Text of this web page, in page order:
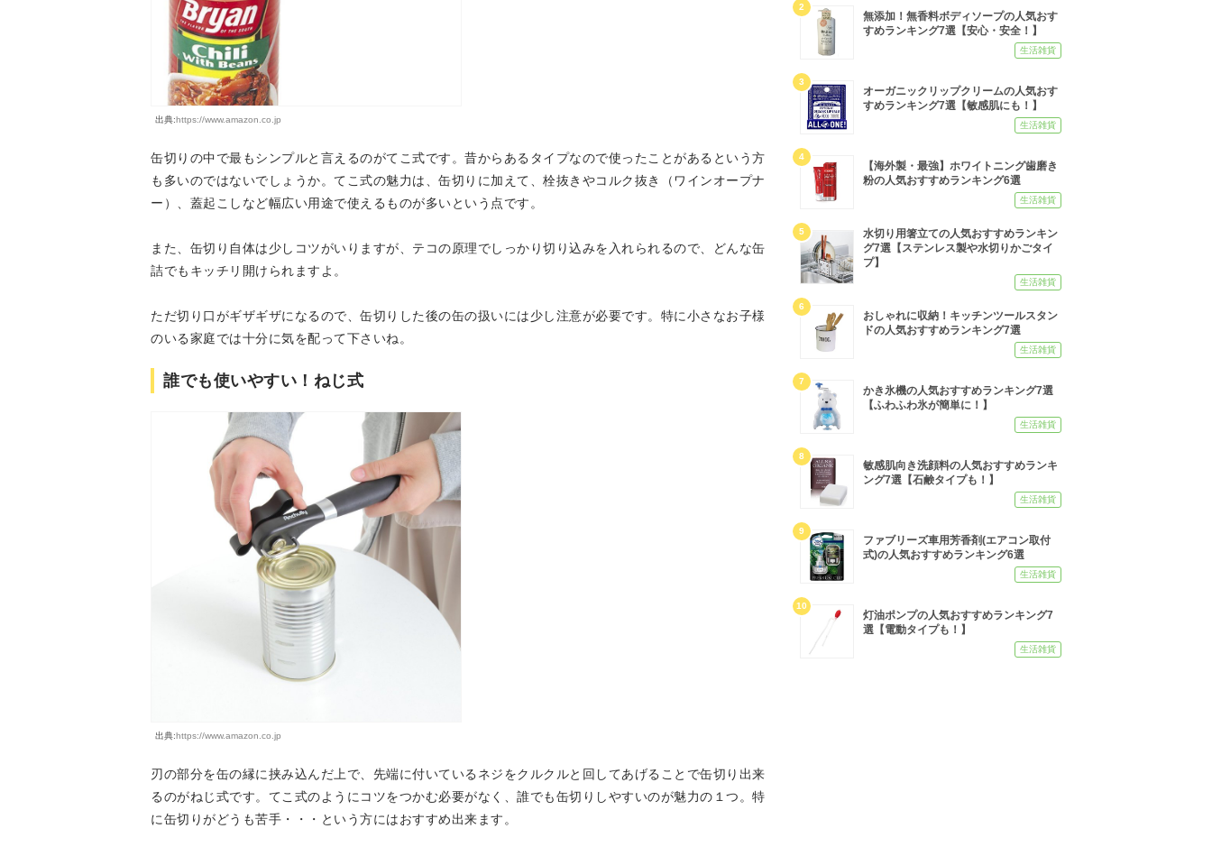
出典:https://www.amazon.co.jp
缶切りの中で最もシンプルと言えるのがてこ式です。昔からあるタイプなので使ったことがあるという方
も多いのではないでしょうか。てこ式の魅力は、缶切りに加えて、栓抜きやコルク抜き（ワインオープナ
ー）、蓋起こしなど幅広い用途で使えるものが多いという点です。
また、缶切り自体は少しコツがいりますが、テコの原理でしっかり切り込みを入れられるので、どんな缶
詰でもキッチリ開けられますよ。
ただ切り口がギザギザになるので、缶切りした後の缶の扱いには少し注意が必要です。特に小さなお子様
のいる家庭では十分に気を配って下さいね。
誰でも使いやすい！ねじ式
出典:https://www.amazon.co.jp
刃の部分を缶の縁に挟み込んだ上で、先端に付いているネジをクルクルと回してあげることで缶切り出来
るのがねじ式です。てこ式のようにコツをつかむ必要がなく、誰でも缶切りしやすいのが魅力の１つ。特
に缶切りがどうも苦手・・・という方にはおすすめ出来ます。
2
無添加！無香料ボディソープの人気おす
すめランキング7選【安心・安全！】
生活雑貨
3
オーガニックリップクリームの人気おす
すめランキング7選【敏感肌にも！】
生活雑貨
4
【海外製・最強】ホワイトニング歯磨き
粉の人気おすすめランキング6選
生活雑貨
5
水切り用箸立ての人気おすすめランキン
グ7選【ステンレス製や水切りかごタイ
プ】
生活雑貨
6
おしゃれに収納！キッチンツールスタン
ドの人気おすすめランキング7選
生活雑貨
7
かき氷機の人気おすすめランキング7選
【ふわふわ氷が簡単に！】
生活雑貨
8
敏感肌向き洗顔料の人気おすすめランキ
ング7選【石鹸タイプも！】
生活雑貨
9
ファブリーズ車用芳香剤(エアコン取付
式)の人気おすすめランキング6選
生活雑貨
10
灯油ポンプの人気おすすめランキング7
選【電動タイプも！】
生活雑貨